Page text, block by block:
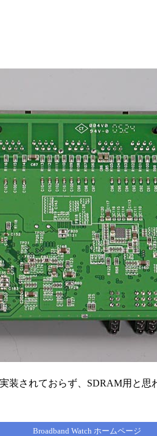
装されておらず、SDRAM用と思
Broadband Watch ホームページ